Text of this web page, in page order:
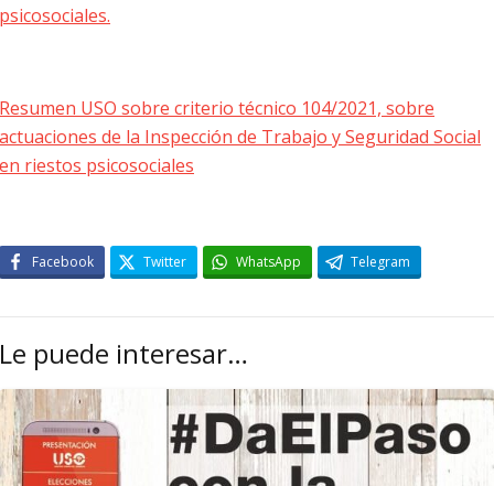
psicosociales.
Resumen USO sobre criterio técnico 104/2021, sobre
actuaciones de la Inspección de Trabajo y Seguridad Social
en riestos psicosociales
Facebook Twitter WhatsApp Telegram
Le puede interesar…